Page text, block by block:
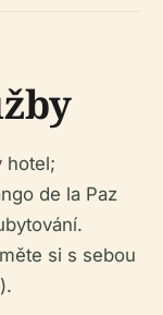
hotel;
de la Paz
si s sebou
).